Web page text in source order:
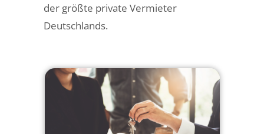
der größte private Vermieter
Deutschlands.